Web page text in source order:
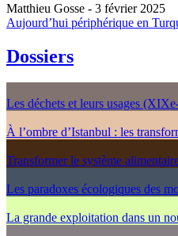
Matthieu Gosse - 3 février 2025
Aujourd’hui périphérique en
Dossiers
Les déchets et leurs usages
À l’ombre d’Istanbul : les
Transformer le système
Les paradoxes écologiques des
La grande exploitation dans un